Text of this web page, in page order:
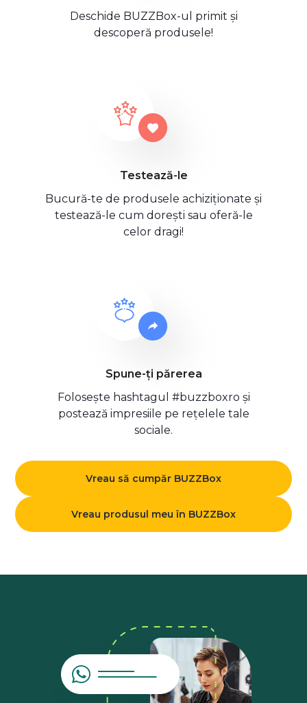
Deschide BUZZBox-ul primit și
descoperă produsele!
Testează-le
Bucură-te de produsele achiziționate și
testează-le cum dorești sau oferă-le
celor dragi!
Spune-ți părerea
Folosește hashtagul #buzzboxro și
postează impresiile pe rețelele tale
sociale.
Vreau să cumpăr BUZZBox
Vreau produsul meu în BUZZBox